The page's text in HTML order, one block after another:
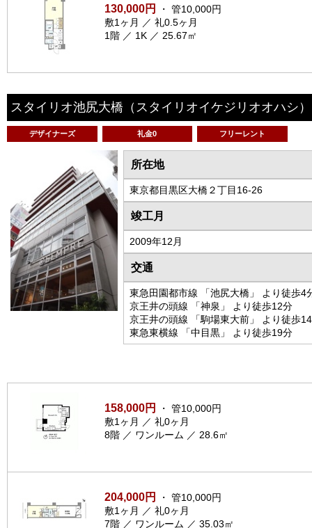
130,000円
・ 管10,000円
敷1ヶ月 ／ 礼0.5ヶ月
1階 ／ 1K ／ 25.67㎡
スタイリオ池尻大橋 （スタイリオイケジリオオハシ）
デザイナーズ 礼金0 フリーレント
所在地
東京都目黒区大橋２丁目16-26
竣工月
2009年12月
交通
東急田園都市線 「池尻大橋」 より徒歩4
京王井の頭線 「神泉」 より徒歩12分
京王井の頭線 「駒場東大前」 より徒歩
東急東横線 「中目黒」 より徒歩19分
158,000円
・ 管10,000円
敷1ヶ月 ／ 礼0ヶ月
8階 ／ ワンルーム ／ 28.6㎡
204,000円
・ 管10,000円
敷1ヶ月 ／ 礼0ヶ月
7階 ／ ワンルーム ／ 35.03㎡